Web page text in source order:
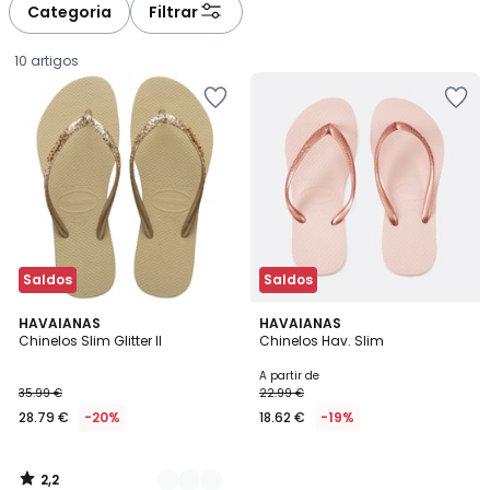
Categoria Filtrar
10 artigos
Saldos
HAVAIANAS
Chinelos Slim Glitter II
€
em
de
35.99 €
28.79 € -20%
2,2
/ 5
2
Cores
2,2
Saldos
HAVAIANAS
Chinelos Hav. Slim
A partir de
22.99 €
18.62 € -19%